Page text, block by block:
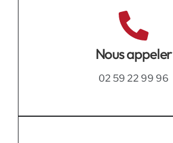
Nous appeler
02 59 22 99 96